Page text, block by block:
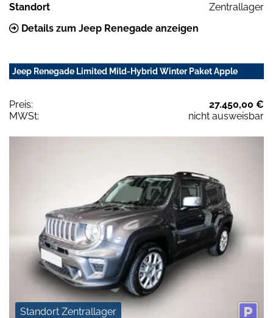
Standort
Zentrallager
Details zum Jeep Renegade anzeigen
Jeep Renegade Limited Mild-Hybrid Winter Paket Apple
Preis:
27.450,00 €
MWSt:
nicht ausweisbar
Standort Zentrallager